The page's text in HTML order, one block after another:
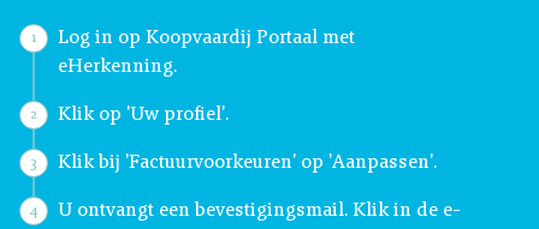
Log in op Koopvaardij Portaal met
eHerkenning.
Klik op 'Uw profiel'.
Klik bij 'Factuurvoorkeuren' op 'Aanpassen'.
U ontvangt een bevestigingsmail. Klik in de e-